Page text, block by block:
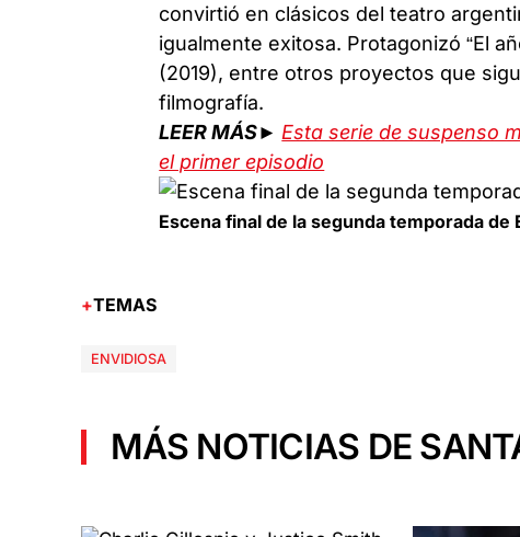
convirtió en clásicos del teatro
igualmente exitosa. Protagonizó “El
(2019), entre otros proyectos que
filmografía.
LEER MÁS► Esta serie de suspenso
el primer episodio
Escena final de la segunda temporada de
TEMAS
ENVIDIOSA
MÁS NOTICIAS DE